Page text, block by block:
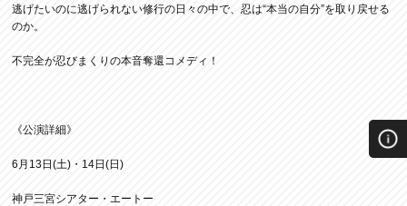
逃げたいのに逃げられない修行の日々の中で、忍は“本当の自分”を取り戻せる
のか。
不完全が忍びまくりの本音奪還コメディ！
《公演詳細》
6月13日(土)・14日(日)
神戸三宮シアター・エートー